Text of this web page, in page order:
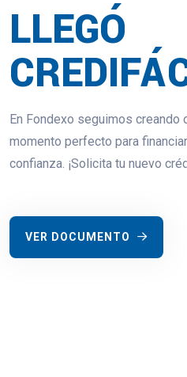
LLEGÓ
En Fondexo seguimos creando
momento perfecto para
confianza. ¡Solicita tu nuevo
VER DOCUMENTO